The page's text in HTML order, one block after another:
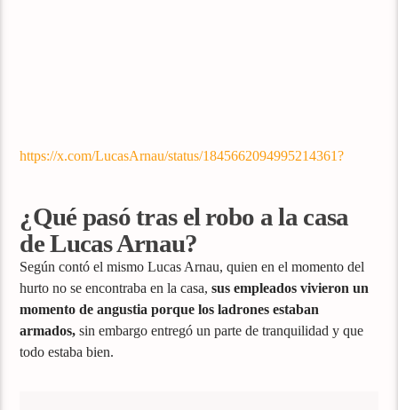
https://x.com/LucasArnau/status/1845662094995214361?
¿Qué pasó tras el robo a la casa
de Lucas Arnau?
Según contó el mismo Lucas Arnau, quien en el momento del
hurto no se encontraba en la casa, sus empleados vivieron un
momento de angustia porque los ladrones estaban
armados, sin embargo entregó un parte de tranquilidad y que
todo estaba bien.